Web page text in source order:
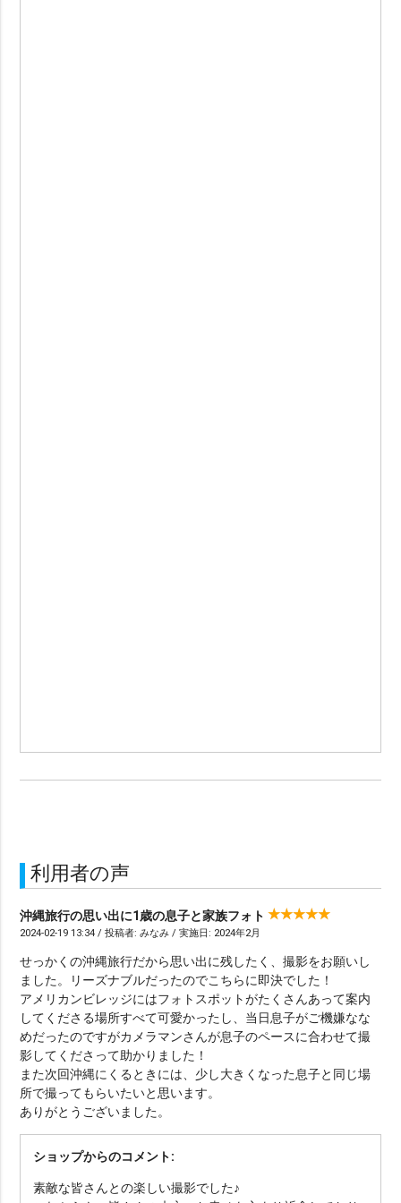
利用者の声
沖縄旅行の思い出に1歳の息子と家族フォト
2024-02-19 13:34 / 投稿者: みなみ / 実施日: 2024年2月
せっかくの沖縄旅行だから思い出に残したく、撮影をお願いし
ました。リーズナブルだったのでこちらに即決でした！
アメリカンビレッジにはフォトスポットがたくさんあって案内
してくださる場所すべて可愛かったし、当日息子がご機嫌なな
めだったのですがカメラマンさんが息子のペースに合わせて撮
影してくださって助かりました！
また次回沖縄にくるときには、少し大きくなった息子と同じ場
所で撮ってもらいたいと思います。
ありがとうございました。
ショップからのコメント:
素敵な皆さんとの楽しい撮影でした♪